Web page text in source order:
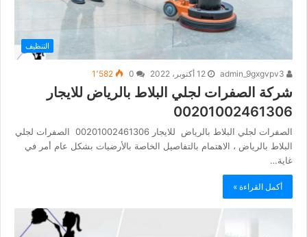
التنظيف
12 أكتوبر، 2022 1٬582
شركة الصفرات لجلي البلاط بالرياض للايجار
00201002461306
الصفرات لجلي البلاط بالرياض للايجار 00201002461306 الصفرات لجلي
البلاط بالرياض ، الاهتمام بالتفاصيل الخاصة بالأرضيات بشكل عام أمر في
غاية…
أكمل القراءة »